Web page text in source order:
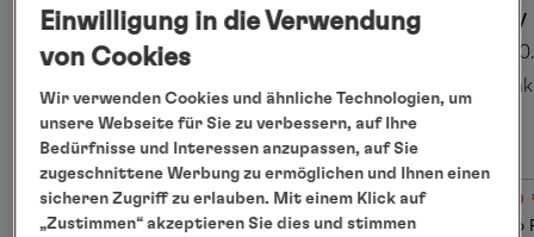
Abreisepaket Milwaukee
20.08.2027 - 21.08.2027
ab € 1.050
pro Person Details pro
Einwilligung in die Verwendung
von Cookies
Wir verwenden Cookies und ähnliche Technologien, um
unsere Webseite für Sie zu verbessern, auf Ihre
Bedürfnisse und Interessen anzupassen, auf Sie
zugeschnittene Werbung zu ermöglichen und Ihnen einen
sicheren Zugriff zu erlauben. Mit einem Klick auf
„Zustimmen“ akzeptieren Sie dies und stimmen